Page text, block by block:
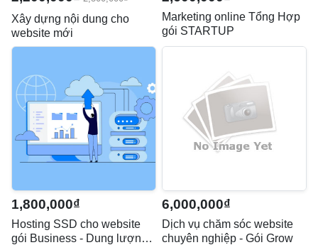
Xây dựng nội dung cho
website mới
Marketing online Tổng Hợp
gói STARTUP
1,800,000₫
Hosting SSD cho website
gói Business - Dung lượng
6,000,000₫
Dịch vụ chăm sóc website
chuyên nghiệp - Gói Grow